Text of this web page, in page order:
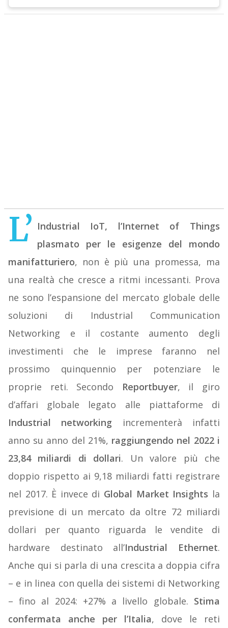
L’ Industrial IoT, l’Internet of Things
plasmato per le esigenze del mondo
manifatturiero, non è più una promessa, ma
una realtà che cresce a ritmi incessanti. Prova
ne sono l’espansione del mercato globale delle
soluzioni di Industrial Communication
Networking e il costante aumento degli
investimenti che le imprese faranno nel
prossimo quinquennio per potenziare le
proprie reti. Secondo Reportbuyer, il giro
d’affari globale legato alle piattaforme di
Industrial networking incrementerà infatti
anno su anno del 21%, raggiungendo nel 2022 i
23,84 miliardi di dollari. Un valore più che
doppio rispetto ai 9,18 miliardi fatti registrare
nel 2017. È invece di Global Market Insights la
previsione di un mercato da oltre 72 miliardi
dollari per quanto riguarda le vendite di
hardware destinato all’Industrial Ethernet.
Anche qui si parla di una crescita a doppia cifra
– e in linea con quella dei sistemi di Networking
– fino al 2024: +27% a livello globale. Stima
confermata anche per l’Italia, dove le reti